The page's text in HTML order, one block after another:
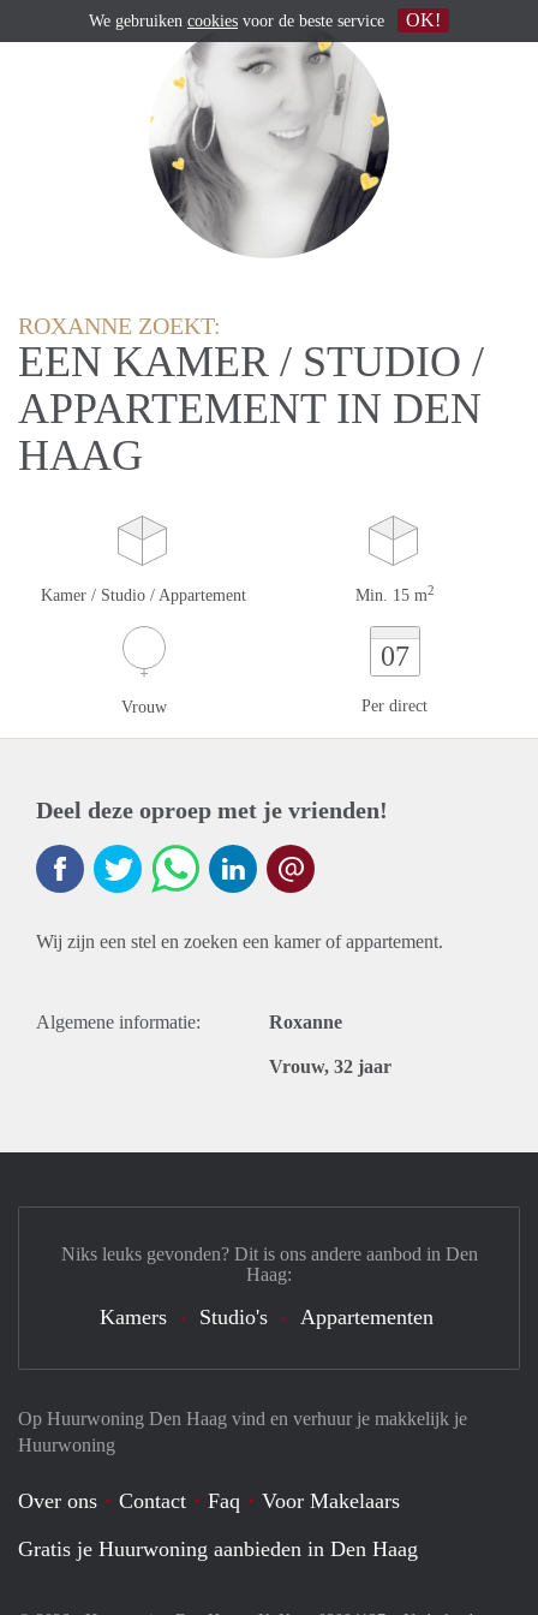
ROXANNE ZOEKT:
EEN KAMER / STUDIO /
APPARTEMENT IN DEN
HAAG
Kamer / Studio / Appartement Min. 15 m2
Vrouw
07
Per direct
Deel deze oproep met je vrienden!
Wij zijn een stel en zoeken een kamer of appartement.
Algemene informatie: Roxanne
Vrouw, 32 jaar
Op Huurwoning Den Haag vind en verhuur je makkelijk je
Huurwoning
Over ons Contact Faq
Voor Makelaars
Gratis je Huurwoning aanbieden in Den Haag
Niks leuks gevonden? Dit is ons andere aanbod in Den
Haag:
Kamers Studio's Appartementen
We gebruiken cookies voor de beste service OK!